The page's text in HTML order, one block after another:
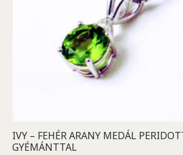
IVY – FEHÉR ARANY MEDÁL
GYÉMÁNTTAL